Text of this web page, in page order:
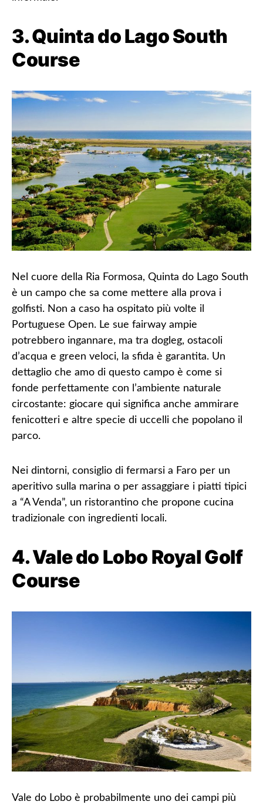
3. Quinta do Lago South
Course
Nel cuore della Ria Formosa, Quinta do Lago South
è un campo che sa come mettere alla prova i
golfisti. Non a caso ha ospitato più volte il
Portuguese Open. Le sue fairway ampie
potrebbero ingannare, ma tra dogleg, ostacoli
d’acqua e green veloci, la sfida è garantita. Un
dettaglio che amo di questo campo è come si
fonde perfettamente con l’ambiente naturale
circostante: giocare qui significa anche ammirare
fenicotteri e altre specie di uccelli che popolano il
parco.
Nei dintorni, consiglio di fermarsi a Faro per un
aperitivo sulla marina o per assaggiare i piatti tipici
a “A Venda”, un ristorantino che propone cucina
tradizionale con ingredienti locali.
4. Vale do Lobo Royal Golf
Course
Vale do Lobo è probabilmente uno dei campi più